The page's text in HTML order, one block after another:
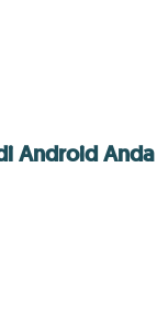
Android Anda